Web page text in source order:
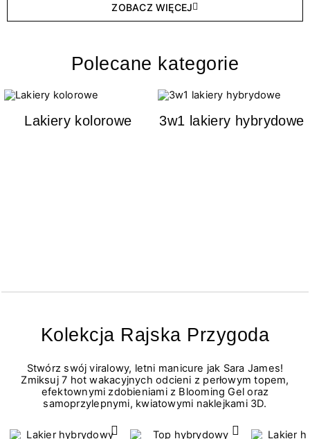
ZOBACZ WIĘCEJ
Polecane kategorie
Lakiery kolorowe 3w1 lakiery hybrydowe
Kolekcja Rajska Przygoda
Stwórz swój viralowy, letni manicure jak Sara James!
Zmiksuj 7 hot wakacyjnych odcieni z perłowym topem,
efektownymi zdobieniami z Blooming Gel oraz
samoprzylepnymi, kwiatowymi naklejkami 3D.